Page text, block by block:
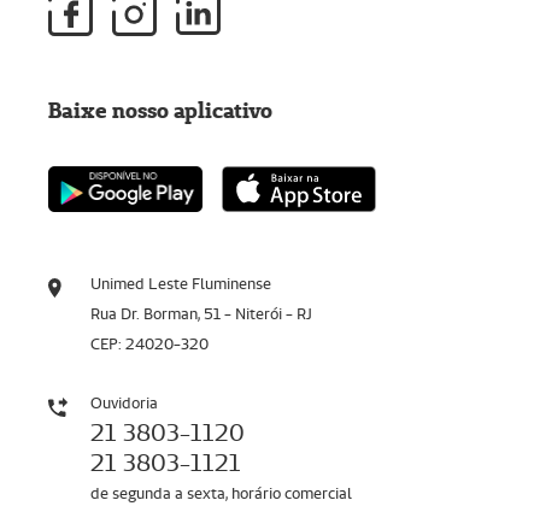
Unimed Leste Fluminense
Rua Dr. Borman, 51 - Niterói - RJ
CEP: 24020-320
Ouvidoria
21 3803-1120
21 3803-1121
de segunda a sexta, horário comercial
Baixe nosso aplicativo